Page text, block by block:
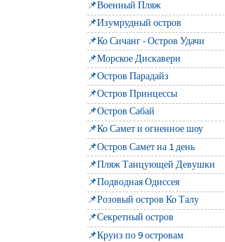
📌Военный Пляж
📌Изумрудный остров
📌Ко Сичанг - Остров Удачи
📌Морское Дискавери
📌Остров Парадайз
📌Остров Принцессы
📌Остров Сабай
📌Ко Самет и огненное шоу
📌Остров Самет на 1 день
📌Пляж Танцующей Девушки
📌Подводная Одиссея
📌Розовый остров Ко Талу
📌Секретный остров
📌Круиз по 9 островам